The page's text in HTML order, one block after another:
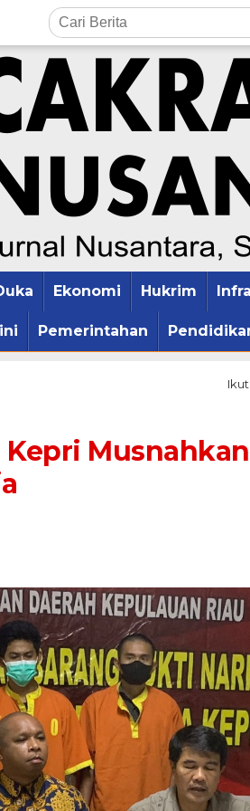
Ekonomi Hukrim
Pemerintahan